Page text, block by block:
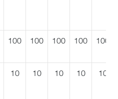
100 100 100 100 100
10 10 10 10 10